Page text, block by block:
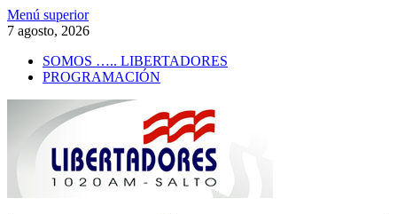
Saltar
al
Menú superior
7 agosto, 2026
SOMOS ….. LIBERTADORES
PROGRAMACIÓN